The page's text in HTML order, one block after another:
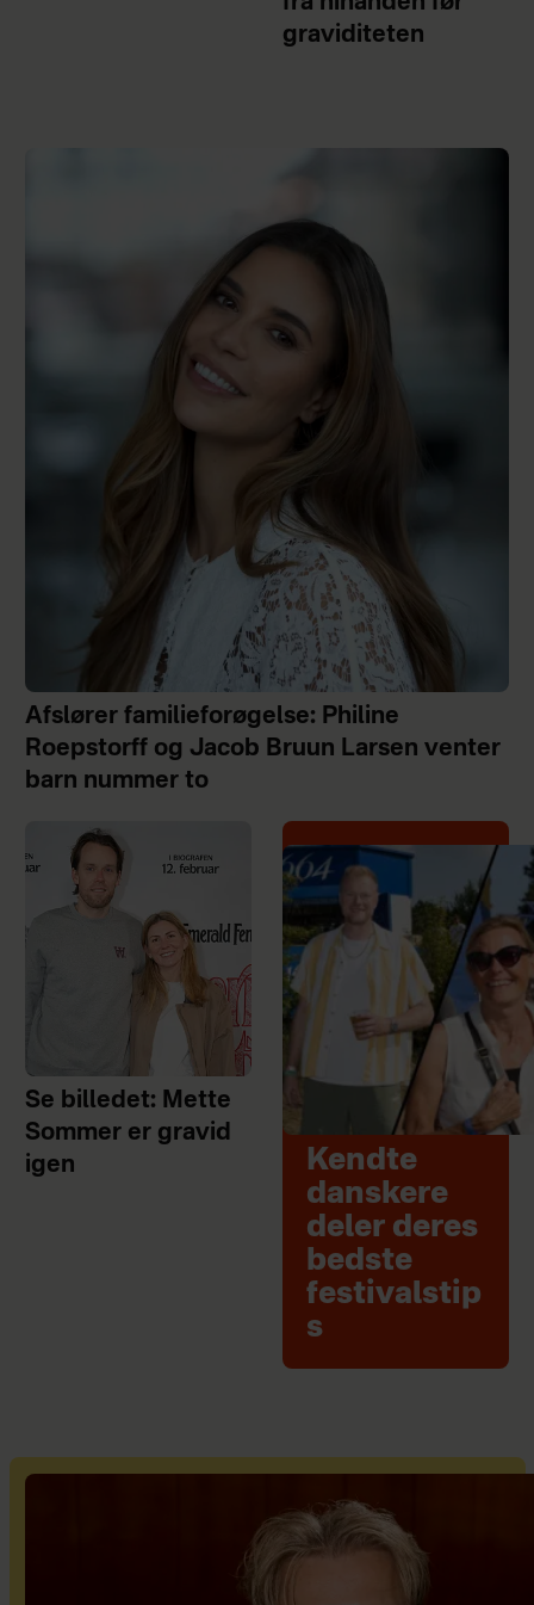
graviditeten
Afslører familieforøgelse: Philine
Roepstorff og Jacob Bruun Larsen venter
barn nummer to
Se billedet: Mette
Sommer er gravid
igen
Kendte
danskere
deler deres
bedste
festivalstip
s